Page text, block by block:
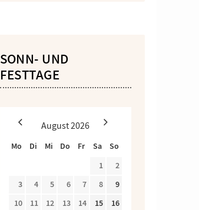
SONN- UND
FESTTAGE
August2026
Mo Di Mi Do Fr Sa
So
1
2
3
4 5 6 7 8
9
10
11 12 13 14 15
16